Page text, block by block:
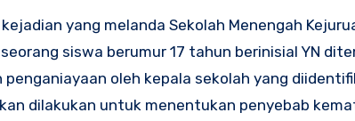
siswa berumur 17 tahun berinisial YN
oleh kepala sekolah yang
dilakukan untuk menentukan penyebab